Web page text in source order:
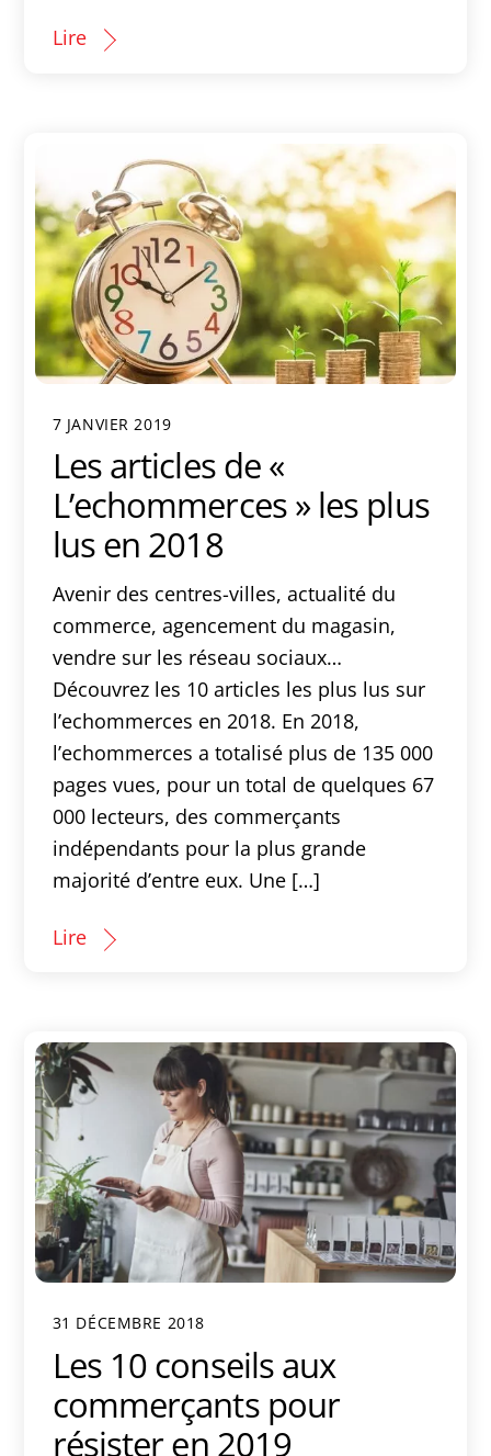
Lire
7 JANVIER 2019
Les articles de «
L’echommerces » les plus
lus en 2018
Avenir des centres-villes, actualité du
commerce, agencement du magasin,
vendre sur les réseau sociaux…
Découvrez les 10 articles les plus lus sur
l’echommerces en 2018. En 2018,
l’echommerces a totalisé plus de 135 000
pages vues, pour un total de quelques 67
000 lecteurs, des commerçants
indépendants pour la plus grande
majorité d’entre eux. Une […]
Lire
31 DÉCEMBRE 2018
Les 10 conseils aux
commerçants pour
résister en 2019